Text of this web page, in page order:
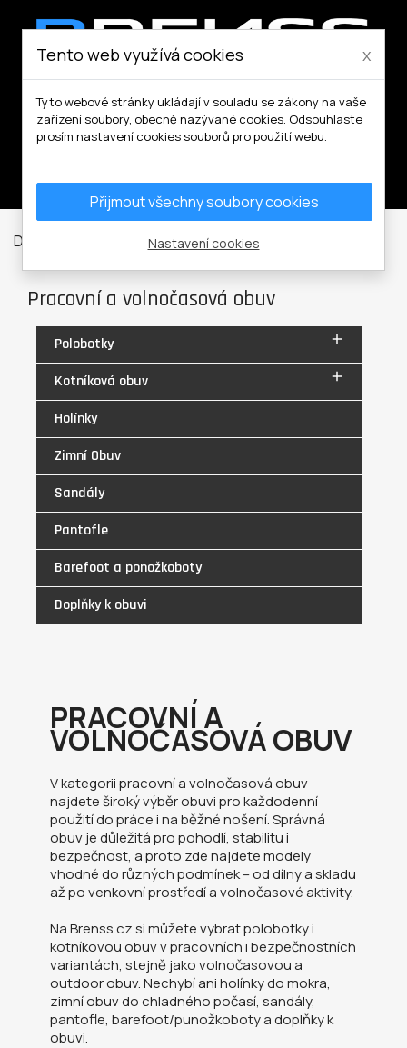
Domů Pracovní a volnočasová obuv
Pracovní a volnočasová obuv
Polobotky 
Kotníková obuv 
Holínky
Zimní Obuv
Sandály
Pantofle
Barefoot a ponožkoboty
Doplňky k obuvi
PRACOVNÍ A
VOLNOČASOVÁ OBUV
V kategorii pracovní a volnočasová obuv
najdete široký výběr obuvi pro každodenní
použití do práce i na běžné nošení. Správná
obuv je důležitá pro pohodlí, stabilitu i
bezpečnost, a proto zde najdete modely
vhodné do různých podmínek – od dílny a skladu
až po venkovní prostředí a volnočasové aktivity.
Na Brenss.cz si můžete vybrat polobotky i
kotníkovou obuv v pracovních i bezpečnostních
variantách, stejně jako volnočasovou a
outdoor obuv. Nechybí ani holínky do mokra,
zimní obuv do chladného počasí, sandály,
pantofle, barefoot/punožkoboty a doplňky k
obuvi.
Tento web využívá cookies x
Tyto webové stránky ukládají v souladu se zákony na vaše
zařízení soubory, obecně nazývané cookies. Odsouhlaste
prosím nastavení cookies souborů pro použití webu.
Přijmout všechny soubory cookies
Nastavení cookies